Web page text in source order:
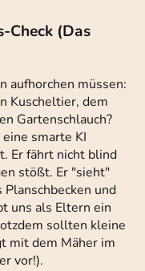
Check (Das
aufhorchen müssen:
Kuscheltier, dem
Gartenschlauch?
smarte KI
Er fährt nicht blind
stößt. Er "sieht"
und
uns als Eltern ein
sollten kleine
mit dem Mäher im
vor!).